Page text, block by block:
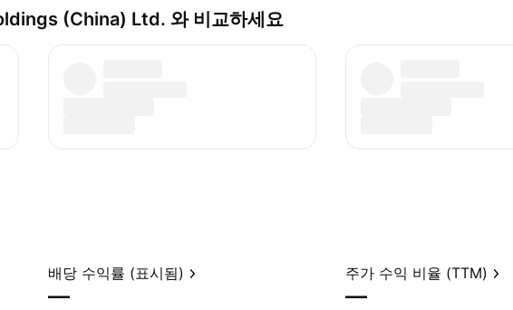
(China) Ltd. 와 비교하세요
배당 수익률 (표시됨)
—
주가 수익 비율 (TTM)
—